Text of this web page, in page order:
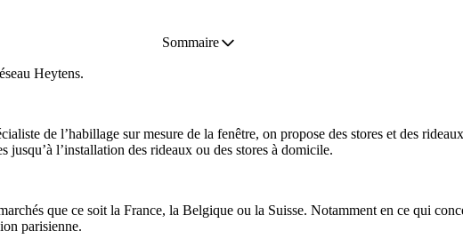
Sommaire
Heytens.
de l’habillage sur mesure de la fenêtre, on propose des stores et des
jusqu’à l’installation des rideaux ou des stores à domicile.
que ce soit la France, la Belgique ou la Suisse. Notamment en ce qui
parisienne.